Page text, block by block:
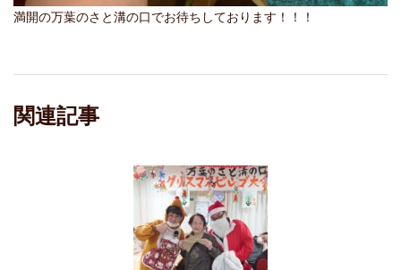
満開の万葉のさと溝の口でお待ちしております！！！
関連記事